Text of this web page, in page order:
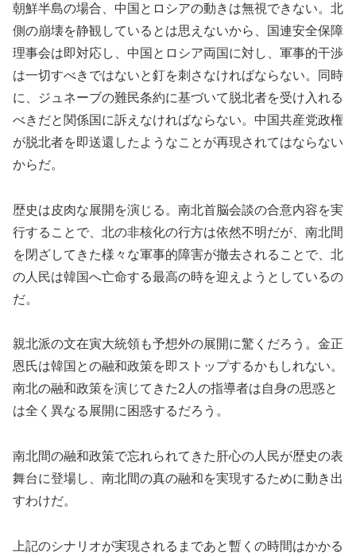
朝鮮半島の場合、中国とロシアの動きは無視できない。北
側の崩壊を静観しているとは思えないから、国連安全保障
理事会は即対応し、中国とロシア両国に対し、軍事的干渉
は一切すべきではないと釘を刺さなければならない。同時
に、ジュネーブの難民条約に基づいて脱北者を受け入れる
べきだと関係国に訴えなければならない。中国共産党政権
が脱北者を即送還したようなことが再現されてはならない
からだ。
歴史は皮肉な展開を演じる。南北首脳会談の合意内容を実
行することで、北の非核化の行方は依然不明だが、南北間
を閉ざしてきた様々な軍事的障害が撤去されることで、北
の人民は韓国へ亡命する最高の時を迎えようとしているの
だ。
親北派の文在寅大統領も予想外の展開に驚くだろう。金正
恩氏は韓国との融和政策を即ストップするかもしれない。
南北の融和政策を演じてきた2人の指導者は自身の思惑と
は全く異なる展開に困惑するだろう。
南北間の融和政策で忘れられてきた肝心の人民が歴史の表
舞台に登場し、南北間の真の融和を実現するために動き出
すわけだ。
上記のシナリオが実現されるまであと暫くの時間はかかる